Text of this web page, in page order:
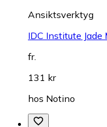
Ansiktsverktyg
IDC Institute
fr.
131 kr
hos Notino